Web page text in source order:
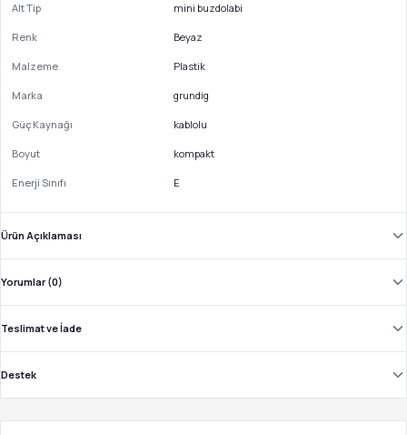
Alt Tip mini buzdolabi
Renk Beyaz
Malzeme Plastik
Marka grundig
Güç Kaynağı kablolu
Boyut kompakt
Enerji Sınıfı E
Ürün Açıklaması
Yorumlar (0)
Teslimat ve İade
Destek